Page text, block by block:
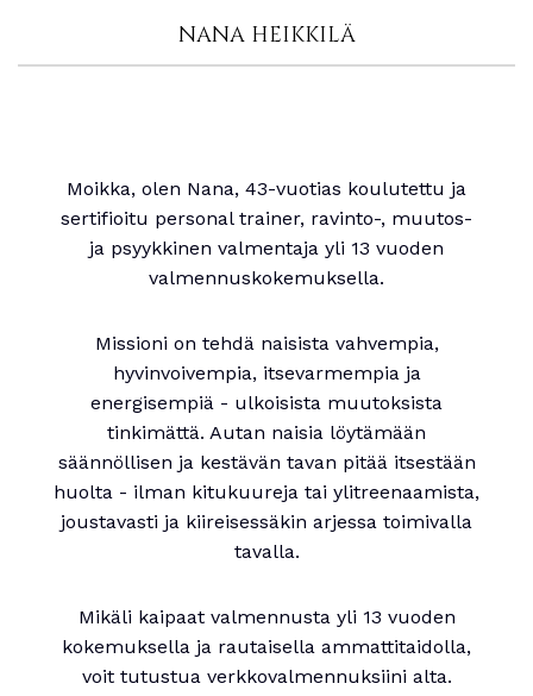
NANA HEIKKILÄ
Moikka, olen Nana, 43-vuotias koulutettu ja
sertifioitu personal trainer, ravinto-, muutos-
ja psyykkinen valmentaja yli 13 vuoden
valmennuskokemuksella.
Missioni on tehdä naisista vahvempia,
hyvinvoivempia, itsevarmempia ja
energisempiä - ulkoisista muutoksista
tinkimättä. Autan naisia löytämään
säännöllisen ja kestävän tavan pitää itsestään
huolta - ilman kitukuureja tai ylitreenaamista,
joustavasti ja kiireisessäkin arjessa toimivalla
tavalla.
Mikäli kaipaat valmennusta yli 13 vuoden
kokemuksella ja rautaisella ammattitaidolla,
voit tutustua verkkovalmennuksiini alta.